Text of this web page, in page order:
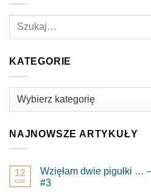
KATEGORIE
Kategorie
NAJNOWSZE ARTYKUŁY
12
cze
Wzięłam dwie pigułki …
#3